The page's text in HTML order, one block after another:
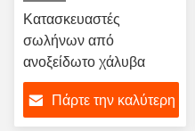
Κατασκευαστές
σωλήνων από
ανοξείδωτο χάλυβα
Πάρτε την καλύτερη